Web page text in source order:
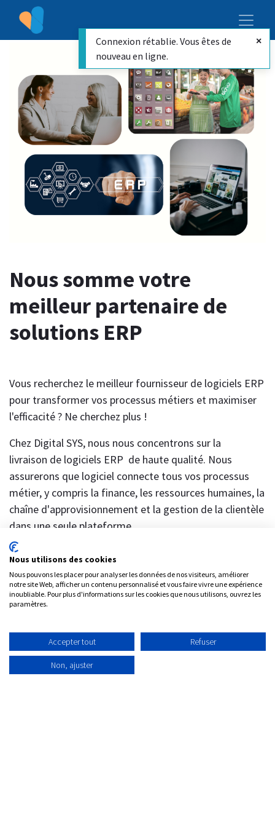
Nous somme votre
meilleur partenaire de
solutions ERP
Vous recherchez le meilleur fournisseur de logiciels ERP
pour transformer vos processus métiers et maximiser
l'efficacité ? Ne cherchez plus !
Chez Digital SYS, nous nous concentrons sur la
livraison de logiciels ERP de haute qualité. Nous
assurerons que logiciel connecte tous vos processus
métier, y compris la finance, les ressources humaines, la
chaîne d'approvisionnement et la gestion de la clientèle
dans une seule plateforme.
Nous utilisons des cookies
Nous pouvons les placer pour analyser les données de nos visiteurs, améliorer
notre site Web, afficher un contenu personnalisé et vous faire vivre une expérience
inoubliable. Pour plus d'informations sur les cookies que nous utilisons, ouvrez les
paramètres.
Accepter tout Refuser
Non, ajuster
Connexion rétablie. Vous êtes de
nouveau en ligne.